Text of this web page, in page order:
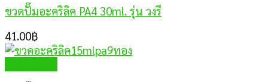
ขวดปั๊มอะคริลิค PA4 30ml. รุ่น วงรี
41.00฿